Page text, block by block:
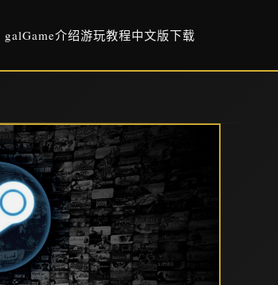
galGame介绍游玩教程中文版下载